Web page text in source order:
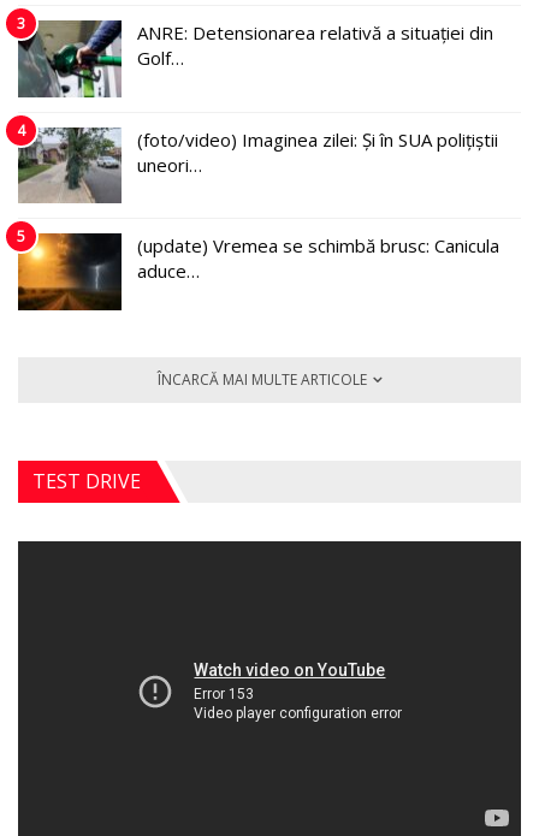
3
ANRE: Detensionarea relativă a situației din
Golf…
4
(foto/video) Imaginea zilei: Și în SUA polițiștii
uneori…
5
(update) Vremea se schimbă brusc: Canicula
aduce…
ÎNCARCĂ MAI MULTE ARTICOLE
TEST DRIVE